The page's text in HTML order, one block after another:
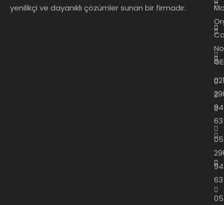
yenilikçi ve dayanıklı çözümler sunan bir firmadır.
94
63
94
63